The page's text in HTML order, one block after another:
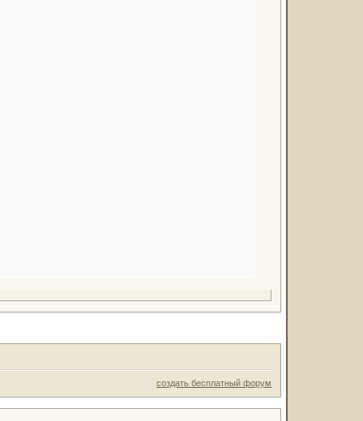
создать бесплатный форум